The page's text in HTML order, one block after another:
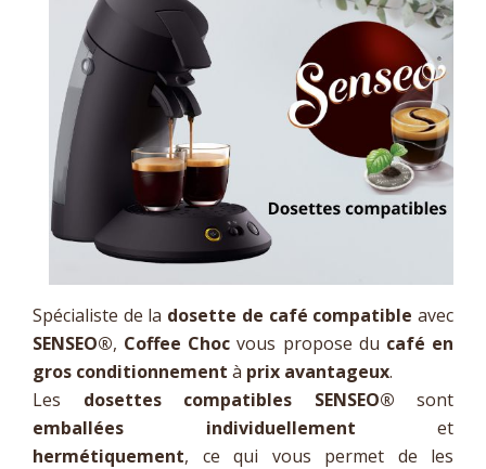
Spécialiste de la dosette de café compatible avec
SENSEO®, Coffee Choc vous propose du café en
gros conditionnement à prix avantageux.
Les dosettes compatibles SENSEO® sont
emballées individuellement et
hermétiquement, ce qui vous permet de les